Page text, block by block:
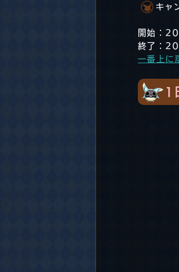
キャ
開始：
終了：
一番上に
1